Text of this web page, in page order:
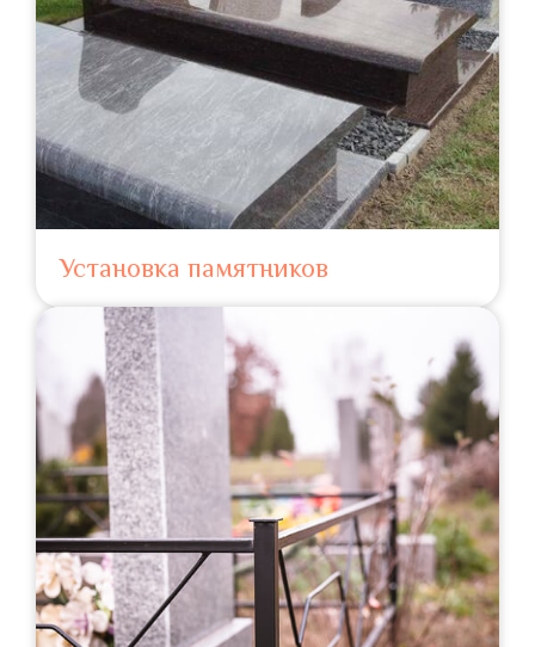
Установка памятников